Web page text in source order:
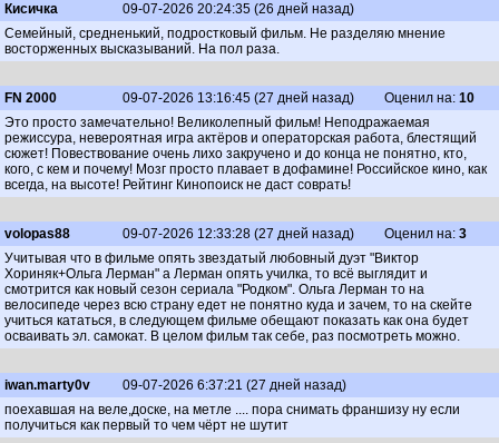
Кисичка
09-07-2026 20:24:35 (26 дней назад)
Семейный, средненький, подростковый фильм. Не разделяю мнение
восторженных высказываний. На пол раза.
FN 2000 09-07-2026 13:16:45 (27 дней назад) Оценил на: 10
Это просто замечательно! Великолепный фильм! Неподражаемая
режиссура, невероятная игра актёров и операторская работа, блестящий
сюжет! Повествование очень лихо закручено и до конца не понятно, кто,
кого, с кем и почему! Мозг просто плавает в дофамине! Российское кино, как
всегда, на высоте! Рейтинг Кинопоиск не даст соврать!
volopas88 09-07-2026 12:33:28 (27 дней назад) Оценил на: 3
Учитывая что в фильме опять звездатый любовный дуэт "Виктор
Хориняк+Ольга Лерман" а Лерман опять училка, то всё выглядит и
смотрится как новый сезон сериала "Родком". Ольга Лерман то на
велосипеде через всю страну едет не понятно куда и зачем, то на скейте
учиться кататься, в следующем фильме обещают показать как она будет
осваивать эл. самокат. В целом фильм так себе, раз посмотреть можно.
iwan.marty0v
09-07-2026 6:37:21 (27 дней назад)
поехавшая на веле,доске, на метле .... пора снимать франшизу ну если
получиться как первый то чем чёрт не шутит